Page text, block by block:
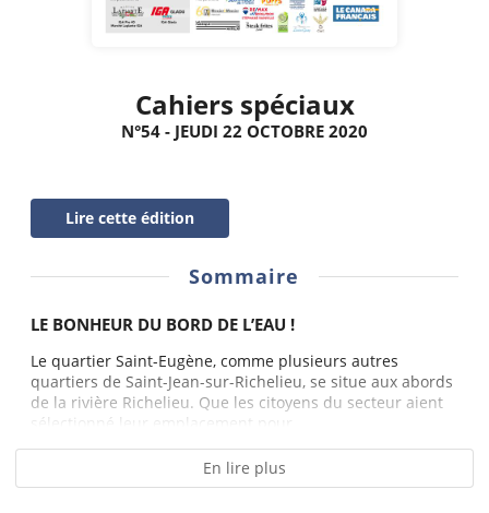
Cahiers spéciaux
N°54 - JEUDI 22 OCTOBRE 2020
Lire cette édition
Sommaire
LE BONHEUR DU BORD DE L’EAU !
Le quartier Saint-Eugène, comme plusieurs autres
quartiers de Saint-Jean-sur-Richelieu, se situe aux abords
de la rivière Richelieu. Que les citoyens du secteur aient
sélectionné leur emplacement pour...
En lire plus